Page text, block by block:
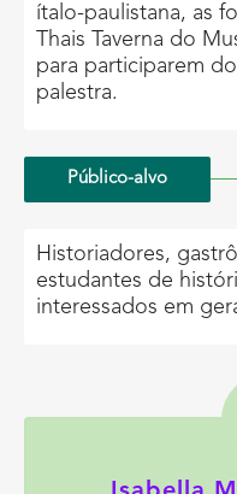
ítalo-paulistana, as
Thais Taverna do
para participarem
palestra.
Público-alvo
Historiadores,
estudantes de
interessados em